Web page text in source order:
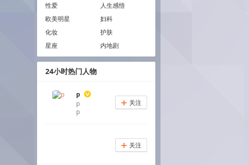
性爱
人生感悟
欧美明星
妇科
化妆
护肤
星座
内地剧
24小时热门人物
p
p
p
+ 关注
+ 关注